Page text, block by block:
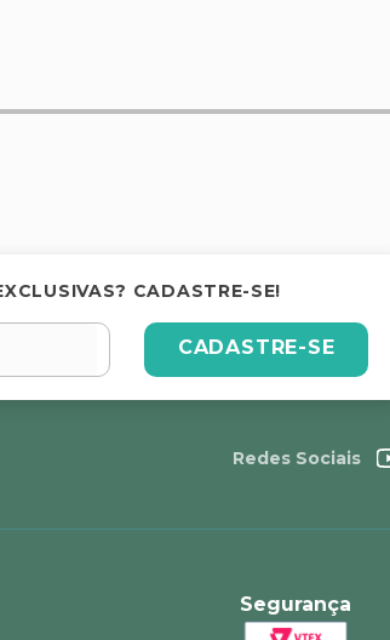
CADASTRE-SE!
CADASTRE-SE
Redes Sociais
Segurança